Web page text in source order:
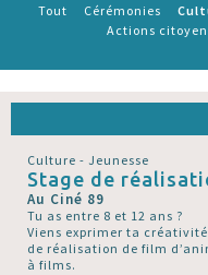
Tout Cérémonies
Actions
Culture - Jeunesse
Stage de
Au Ciné 89
Tu as entre 8 et 12 ans ?
Viens exprimer ta
de réalisation de film
à films.